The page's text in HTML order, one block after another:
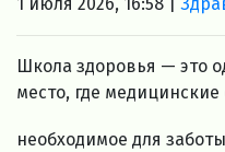
Школа здоровья — это
место, где
необходимое для